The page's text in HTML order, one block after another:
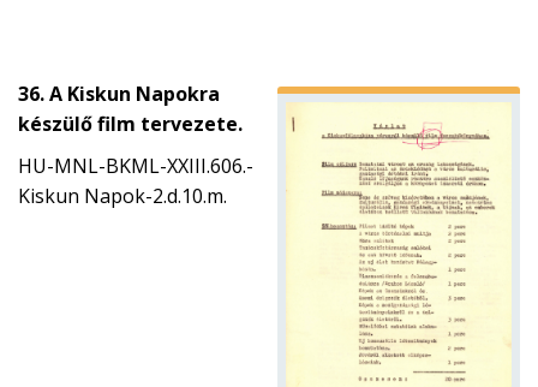
36. A Kiskun Napokra
készülő film tervezete.
HU-MNL-BKML-XXIII.606.-
Kiskun Napok-2.d.10.m.